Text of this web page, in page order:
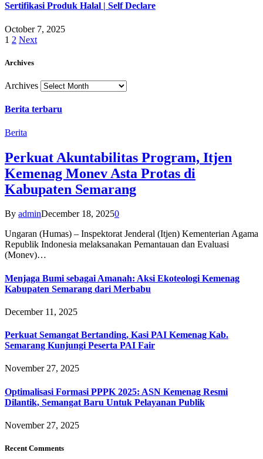
Sertifikasi Produk Halal | Self Declare
October 7, 2025
1 2 Next
Archives
Archives
Berita terbaru
Berita
Perkuat Akuntabilitas Program, Itjen
Kemenag Monev Asta Protas di
Kabupaten Semarang
By adminDecember 18, 20250
Ungaran (Humas) – Inspektorat Jenderal (Itjen) Kementerian Agama
Republik Indonesia melaksanakan Pemantauan dan Evaluasi
(Monev)…
Menjaga Bumi sebagai Amanah: Aksi Ekoteologi Kemenag
Kabupaten Semarang dari Merbabu
December 11, 2025
Perkuat Semangat Bertanding, Kasi PAI Kemenag Kab.
Semarang Kunjungi Peserta PAI Fair
November 27, 2025
Optimalisasi Formasi PPPK 2025: ASN Kemenag Resmi
Dilantik, Semangat Baru Untuk Pelayanan Publik
November 27, 2025
Recent Comments